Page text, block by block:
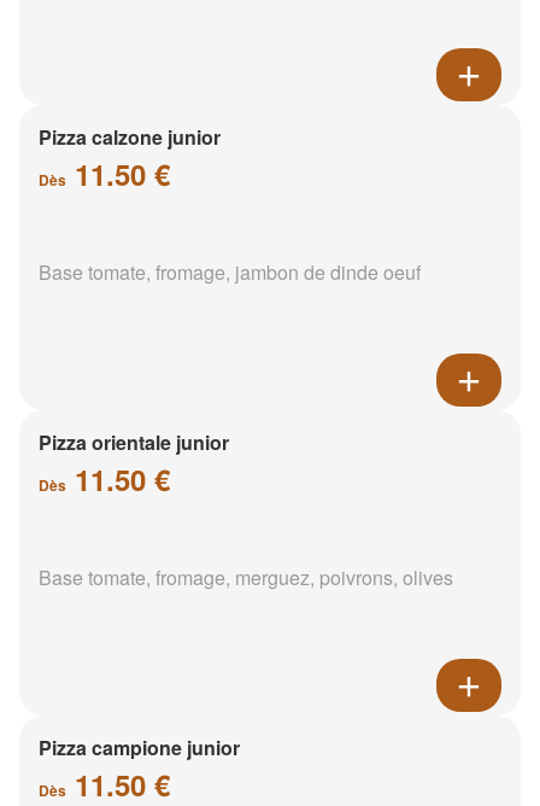
Pizza calzone junior
Dès 11.50 €
Base tomate, fromage, jambon de dinde oeuf
Pizza orientale junior
Dès 11.50 €
Base tomate, fromage, merguez, poivrons, olives
Pizza campione junior
Dès 11.50 €